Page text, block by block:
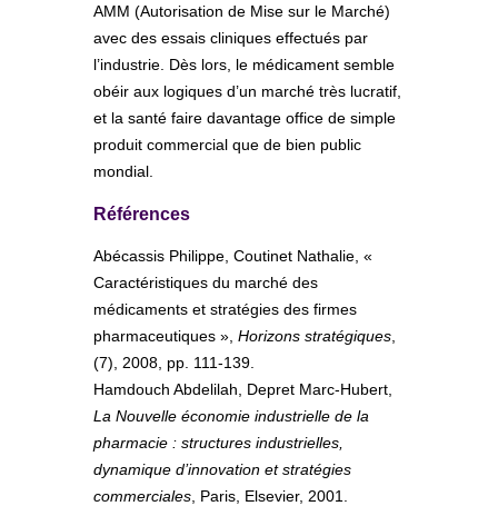
AMM (Autorisation de Mise sur le Marché)
avec des essais cliniques effectués par
l’industrie. Dès lors, le médicament semble
obéir aux logiques d’un marché très lucratif,
et la santé faire davantage office de simple
produit commercial que de bien public
mondial.
Références
Abécassis Philippe, Coutinet Nathalie, «
Caractéristiques du marché des
médicaments et stratégies des firmes
pharmaceutiques », Horizons stratégiques
(7), 2008, pp. 111-139.
Hamdouch Abdelilah, Depret Marc-Hubert,
La Nouvelle économie industrielle de la
pharmacie : structures industrielles,
dynamique d’innovation et stratégies
commerciales , Paris, Elsevier, 2001.